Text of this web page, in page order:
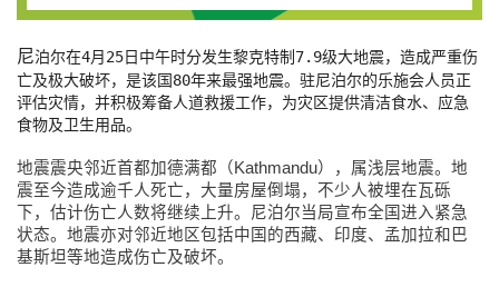
尼泊尔在4月25日中午时分发生黎克特制7.9级大地震，造成严重伤
亡及极大破坏，是该国80年来最强地震。驻尼泊尔的乐施会人员正
评估灾情，并积极筹备人道救援工作，为灾区提供清洁食水、应急
食物及卫生用品。
地震震央邻近首都加德满都（Kathmandu），属浅层地震。地
震至今造成逾千人死亡，大量房屋倒塌，不少人被埋在瓦砾
下，估计伤亡人数将继续上升。尼泊尔当局宣布全国进入紧急
状态。地震亦对邻近地区包括中国的西藏、印度、孟加拉和巴
基斯坦等地造成伤亡及破坏。